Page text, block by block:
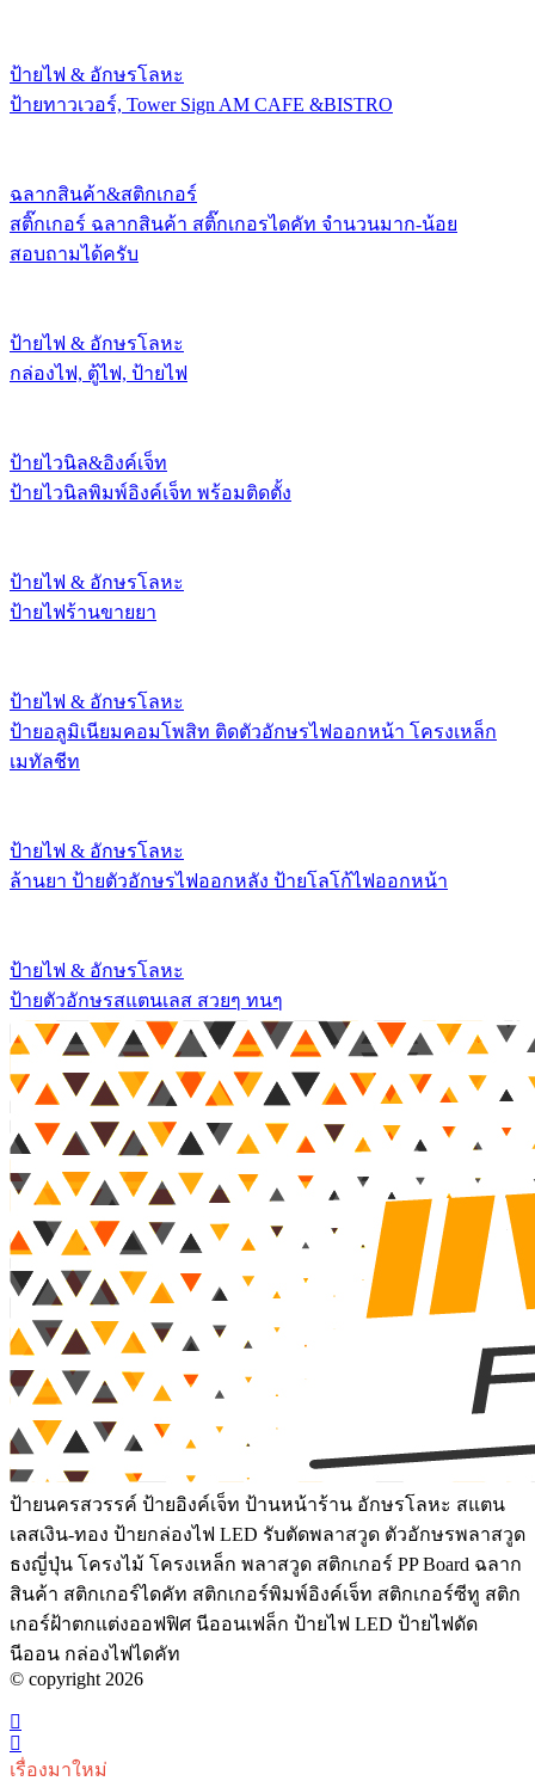
ป้ายไฟ & อักษรโลหะ
ป้ายทาวเวอร์, Tower Sign AM CAFE &BISTRO
ฉลากสินค้า&สติกเกอร์
สติ๊กเกอร์ ฉลากสินค้า สติ๊กเกอรไดคัท จำนวนมาก-น้อย
สอบถามได้ครับ
ป้ายไฟ & อักษรโลหะ
กล่องไฟ, ตู้ไฟ, ป้ายไฟ
ป้ายไวนิล&อิงค์เจ็ท
ป้ายไวนิลพิมพ์อิงค์เจ็ท พร้อมติดตั้ง
ป้ายไฟ & อักษรโลหะ
ป้ายไฟร้านขายยา
ป้ายไฟ & อักษรโลหะ
ป้ายอลูมิเนียมคอมโพสิท ติดตัวอักษรไฟออกหน้า โครงเหล็ก
เมทัลชีท
ป้ายไฟ & อักษรโลหะ
ล้านยา ป้ายตัวอักษรไฟออกหลัง ป้ายโลโก้ไฟออกหน้า
ป้ายไฟ & อักษรโลหะ
ป้ายตัวอักษรสแตนเลส สวยๆ ทนๆ
ป้ายนครสวรรค์ ป้ายอิงค์เจ็ท ป้านหน้าร้าน อักษรโลหะ สแตน
เลสเงิน-ทอง ป้ายกล่องไฟ LED รับตัดพลาสวูด ตัวอักษรพลาสวูด
ธงญี่ปุ่น โครงไม้ โครงเหล็ก พลาสวูด สติกเกอร์ PP Board ฉลาก
สินค้า สติกเกอร์ไดคัท สติกเกอร์พิมพ์อิงค์เจ็ท สติกเกอร์ซีทู สติก
เกอร์ฝ้าตกแต่งออฟฟิศ นีออนเฟล็ก ป้ายไฟ LED ป้ายไฟดัด
นีออน กล่องไฟไดคัท
© copyright 2026
เรื่องมาใหม่